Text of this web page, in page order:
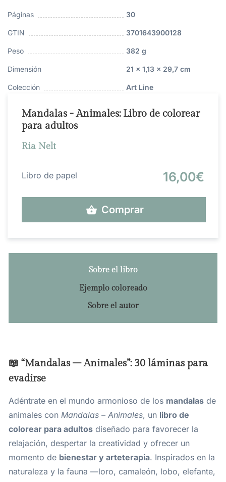
Páginas 30
GTIN 3701643900128
Peso 382 g
Dimensión 21 x 1,13 x 29,7 cm
Colección Art Line
Mandalas - Animales: Libro de colorear
para adultos
Ria Nelt
Libro de papel
Comprar
16,00€
Sobre el libro
Ejemplo coloreado
Sobre el autor
📖 “Mandalas – Animales”: 30 láminas para
evadirse
Adéntrate en el mundo armonioso de los mandalas de
animales con Mandalas – Animales, un libro de
colorear para adultos diseñado para favorecer la
relajación, despertar la creatividad y ofrecer un
momento de bienestar y arteterapia. Inspirados en la
naturaleza y la fauna —loro, camaleón, lobo, elefante,